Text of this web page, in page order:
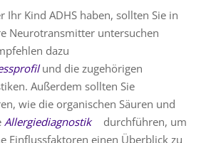
Ihr Kind ADHS haben, sollten Sie in
Neurotransmitter untersuchen
dazu
und die zugehörigen
Außerdem sollten Sie
wie die organischen Säuren und
Allergiediagnostik
durchführen, um
Einflussfaktoren einen Überblick zu